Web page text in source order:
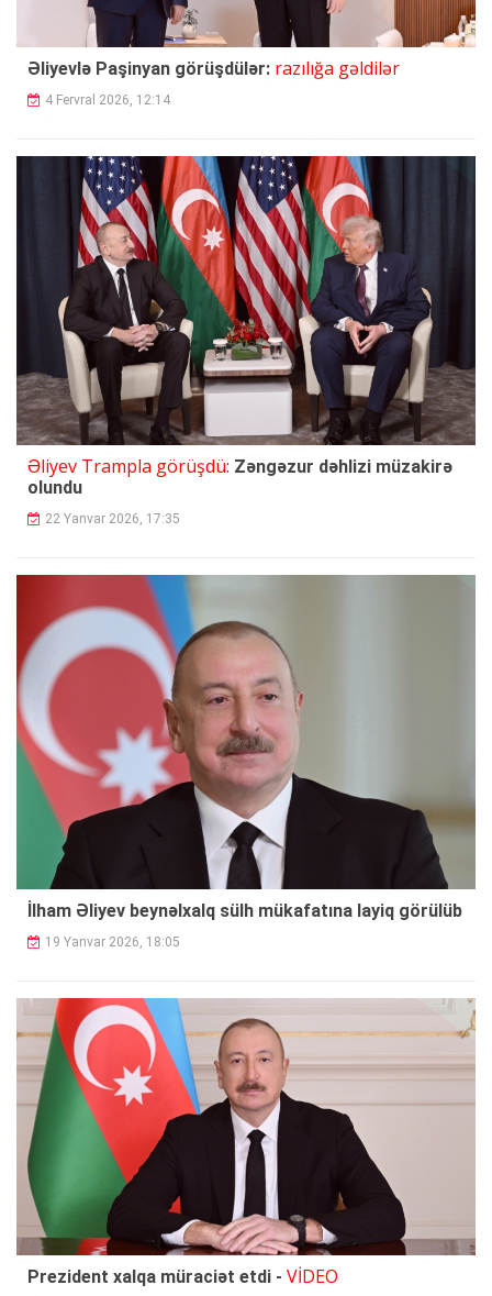
Əliyevlə Paşinyan görüşdülər: razılığa gəldilər
4 Fervral 2026, 12:14
Əliyev Trampla görüşdü: Zəngəzur dəhlizi müzakirə
olundu
22 Yanvar 2026, 17:35
İlham Əliyev beynəlxalq sülh mükafatına layiq görülüb
19 Yanvar 2026, 18:05
Prezident xalqa müraciət etdi - VİDEO